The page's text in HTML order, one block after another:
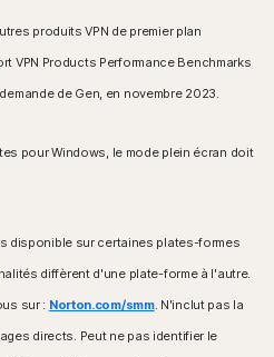
produits VPN de premier plan
VPN Products Performance Benchmarks
de Gen, en novembre 2023.
pour Windows, le mode plein écran doit
disponible sur certaines plates-formes
diffèrent d'une plate-forme à l'autre.
sur : Norton.com/smm. N'inclut pas la
directs. Peut ne pas identifier le